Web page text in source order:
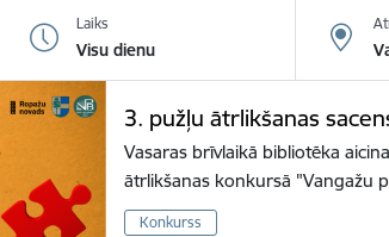
Laiks
Visu dienu
3. pužļu ātrlikšanas
Vasaras brīvlaikā bibliotēka
ātrlikšanas konkursā "Vangažu
Konkurss